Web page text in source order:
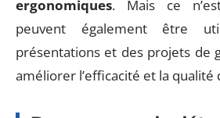
ergonomiques. Mais ce
peuvent également être
présentations et des projets de
améliorer l’efficacité et la qualité